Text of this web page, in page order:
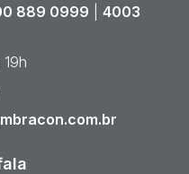
889 0999
4003